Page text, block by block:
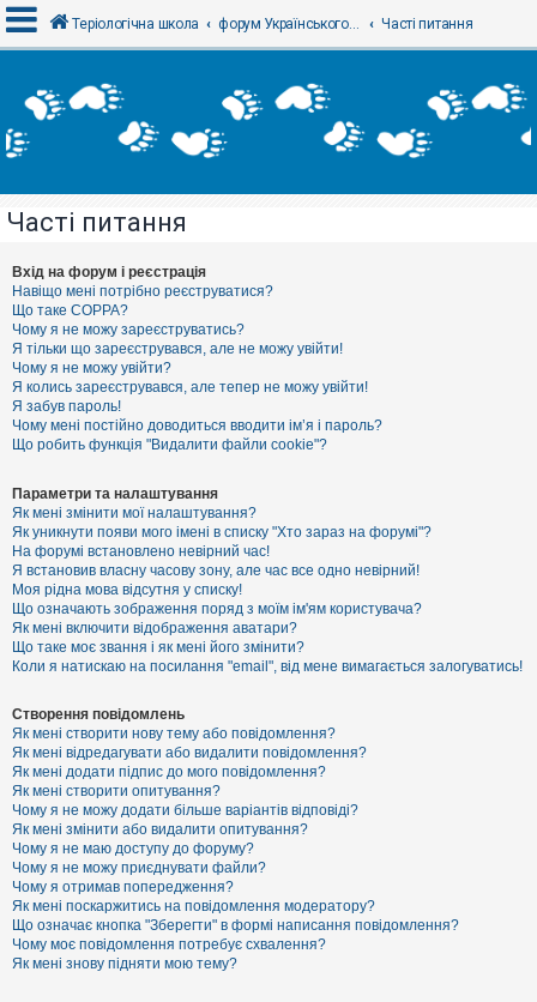
х
і
Р
є
с
т
р
а
ц
і
я
Т
м
и
б
е
з
в
і
д
п
о
в
і
е
й
А
к
т
и
в
н
і
т
е
м
и
Теріологічна школа форум Українського теріологічного товариства Часті питання
Часті питання
Вхід на форум і реєстрація
Навіщо мені потрібно реєструватися?
Що таке COPPA?
Чому я не можу зареєструватись?
Я тільки що зареєструвався, але не можу увійти!
Чому я не можу увійти?
Я колись зареєструвався, але тепер не можу увійти!
Я забув пароль!
Чому мені постійно доводиться вводити ім’я і пароль?
Що робить функція "Видалити файли cookie"?
Параметри та налаштування
Як мені змінити мої налаштування?
Як уникнути появи мого імені в списку "Хто зараз на форумі"?
На форумі встановлено невірний час!
Я встановив власну часову зону, але час все одно невірний!
Моя рідна мова відсутня у списку!
Що означають зображення поряд з моїм ім'ям користувача?
Як мені включити відображення аватари?
Що таке моє звання і як мені його змінити?
Коли я натискаю на посилання "email", від мене вимагається залогуватись!
Створення повідомлень
Як мені створити нову тему або повідомлення?
Як мені відредагувати або видалити повідомлення?
Як мені додати підпис до мого повідомлення?
Як мені створити опитування?
Чому я не можу додати більше варіантів відповіді?
Як мені змінити або видалити опитування?
Чому я не маю доступу до форуму?
Чому я не можу приєднувати файли?
Чому я отримав попередження?
Як мені поскаржитись на повідомлення модератору?
Що означає кнопка "Зберегти" в формі написання повідомлення?
Чому моє повідомлення потребує схвалення?
Як мені знову підняти мою тему?